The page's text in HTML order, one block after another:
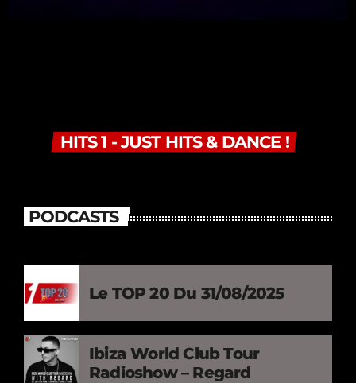
HITS 1 - JUST HITS & DANCE !
PODCASTS
Le TOP 20 Du 31/08/2025
Ibiza World Club Tour
Radioshow – Regard